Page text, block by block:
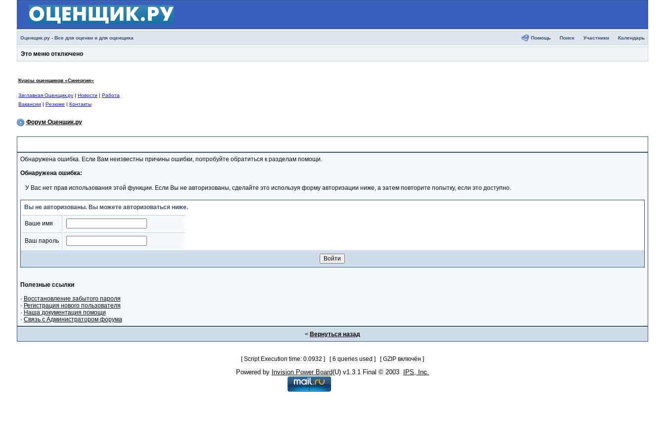
Оценщик.ру - Все для оценки и для оценщика Помощь Поиск Участники Календарь
Это меню отключено
Курсы оценщиков «Синергия»
Заглавная Оценщик.ру| Новости | Работа
Вакансии | Резюме | Контакты
Форум Оценщик.ру
Обнаружена ошибка. Если Вам неизвестны причины ошибки, попробуйте обратиться к разделам помощи.
Обнаружена ошибка:
У Вас нет прав использования этой функции. Если Вы не авторизованы, сделайте это используя форму авторизации ниже, а затем повторите попытку, если это доступно.
Вы не авторизованы. Вы можете авторизоваться ниже.
Ваше имя
Ваш пароль
Полезные ссылки
· Восстановление забытого пароля
· Регистрация нового пользователя
· Наша документация помощи
· Связь с Администратором форума
< Вернуться назад
[ Script Execution time: 0.0932 ] [ 6 queries used ] [ GZIP включён ]
Powered by Invision Power Board(U) v1.3.1 Final © 2003 IPS, Inc.